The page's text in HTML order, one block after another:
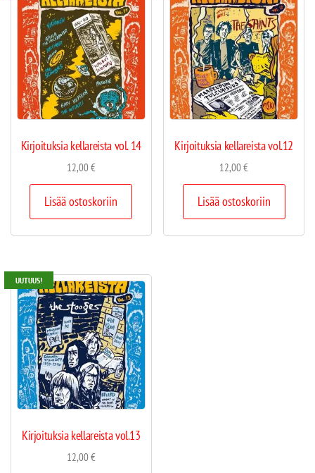
Kirjoituksia kellareista vol. 14
12,00€
Lisää ostoskoriin
Kirjoituksia kellareista vol.12
12,00€
Lisää ostoskoriin
UUTUUS!
Kirjoituksia kellareista vol.13
12,00€